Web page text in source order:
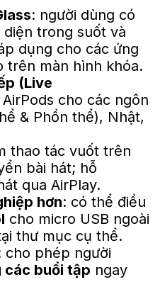
: người dùng có
trong suốt và
dụng cho các ứng
trên màn hình khóa.
(Live
cho các ngôn
& Phồn thể), Nhật,
thao tác vuốt trên
bài hát; hỗ
qua AirPlay.
hơn: có thể điều
cho micro USB ngoài
thư mục cụ thể.
cho phép người
các buổi tập ngay